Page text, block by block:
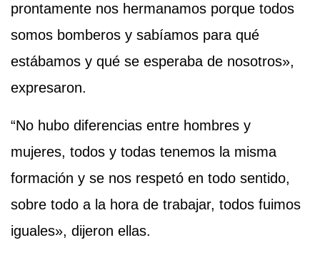
prontamente nos hermanamos porque todos
somos bomberos y sabíamos para qué
estábamos y qué se esperaba de nosotros»,
expresaron.
“No hubo diferencias entre hombres y
mujeres, todos y todas tenemos la misma
formación y se nos respetó en todo sentido,
sobre todo a la hora de trabajar, todos fuimos
iguales», dijeron ellas.